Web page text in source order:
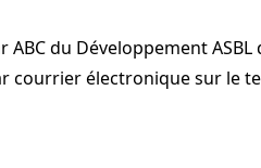
du Développement
électronique sur le